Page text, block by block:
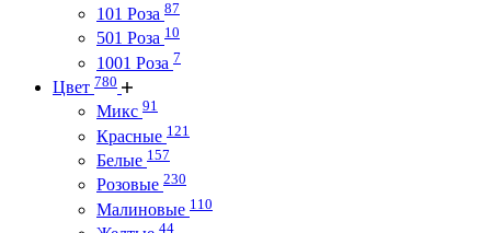
101 Роза 87
501 Роза 10
1001 Роза 7
Цвет 780
Микс 91
Красные 121
Белые 157
Розовые 230
Малиновые 110
44